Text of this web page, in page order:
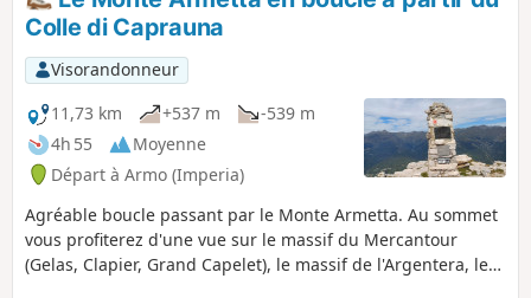
XIIIe siècle, et quelques autres vestiges
qui laisseront pantois les visiteurs d'un
jour que nous sommes.
Colle di Caprauna
Visorandonneur
11,73 km
+537 m
-539 m
4h 55
Moyenne
Départ à Armo (Imperia)
Agréable boucle passant par le Monte Armetta. Au sommet
vous profiterez d'une vue sur le massif du Mercantour
(Gelas, Clapier, Grand Capelet), le massif de l'Argentera, le